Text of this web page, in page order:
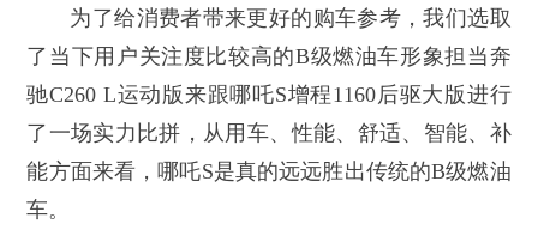
为了给消费者带来更好的购车参考，我们选取
了当下用户关注度比较高的B级燃油车形象担当奔
驰C260 L运动版来跟哪吒S增程1160后驱大版进行
了一场实力比拼，从用车、性能、舒适、智能、补
能方面来看，哪吒S是真的远远胜出传统的B级燃油
车。